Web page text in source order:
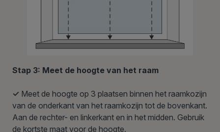
Stap 3: Meet de hoogte van het raam
✓ Meet de hoogte op 3 plaatsen binnen het raamkozijn
van de onderkant van het raamkozijn tot de bovenkant.
Aan de rechter- en linkerkant en in het midden. Gebruik
de kortste maat voor de hoogte.